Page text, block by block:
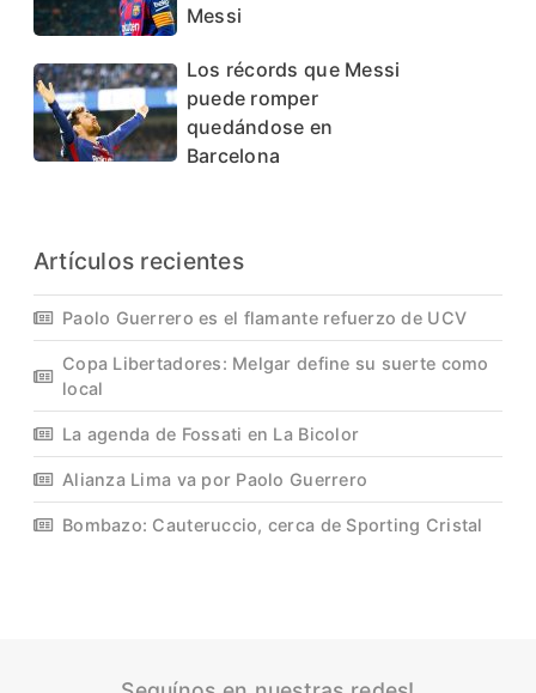
Messi
Los récords que Messi
puede romper
quedándose en
Barcelona
Artículos recientes
Paolo Guerrero es el flamante refuerzo de UCV
Copa Libertadores: Melgar define su suerte como
local
La agenda de Fossati en La Bicolor
Alianza Lima va por Paolo Guerrero
Bombazo: Cauteruccio, cerca de Sporting Cristal